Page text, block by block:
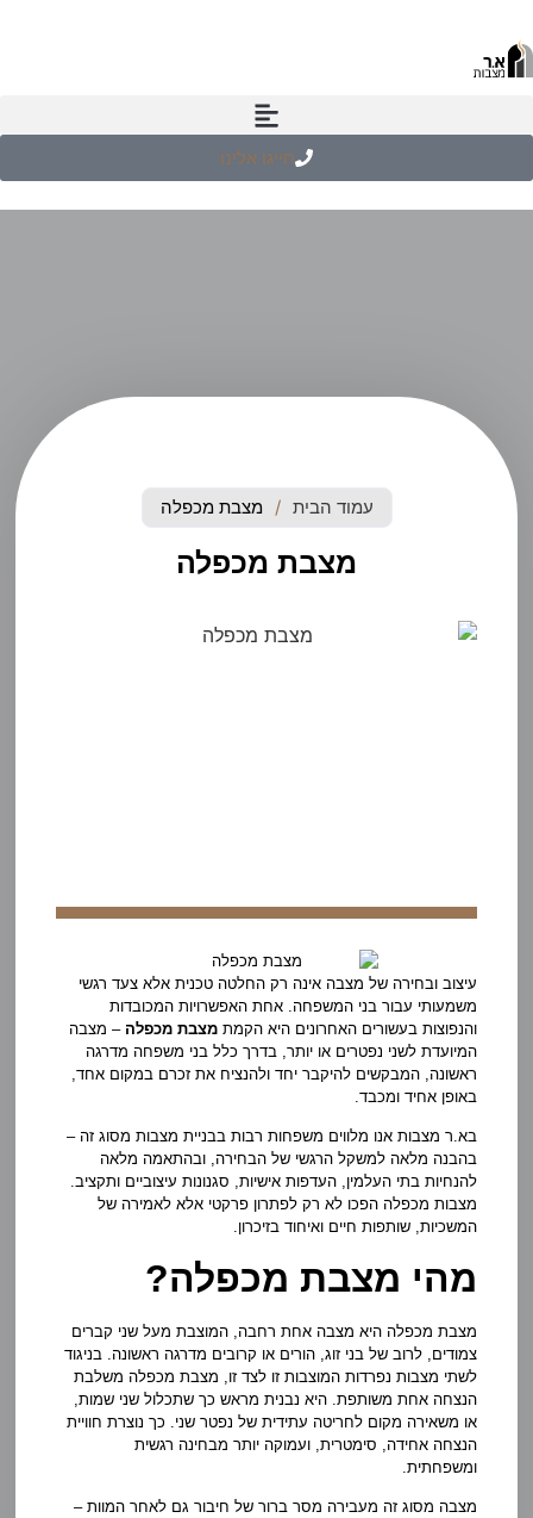
חייגו אלינו
עמוד הבית / מצבת מכפלה
מצבת מכפלה
עיצוב ובחירה של מצבה אינה רק החלטה טכנית אלא צעד רגשי
משמעותי עבור בני המשפחה. אחת האפשרויות המכובדות
והנפוצות בעשורים האחרונים היא הקמתמצבת מכפלה – מצבה
המיועדת לשני נפטרים או יותר, בדרך כלל בני משפחה מדרגה
ראשונה, המבקשים להיקבר יחד ולהנציח את זכרם במקום אחד,
באופן אחיד ומכבד.
בא.ר מצבות אנו מלווים משפחות רבות בבניית מצבות מסוג זה –
בהבנה מלאה למשקל הרגשי של הבחירה, ובהתאמה מלאה
להנחיות בתי העלמין, העדפות אישיות, סגנונות עיצוביים ותקציב.
מצבות מכפלה הפכו לא רק לפתרון פרקטי אלא לאמירה של
המשכיות, שותפות חיים ואיחוד בזיכרון.
מהי מצבת מכפלה?
מצבת מכפלה היא מצבה אחת רחבה, המוצבת מעל שני קברים
צמודים, לרוב של בני זוג, הורים או קרובים מדרגה ראשונה. בניגוד
לשתי מצבות נפרדות המוצבות זו לצד זו, מצבת מכפלה משלבת
הנצחה אחת משותפת. היא נבנית מראש כך שתכלול שני שמות,
או משאירה מקום לחריטה עתידית של נפטר שני. כך נוצרת חוויית
הנצחה אחידה, סימטרית, ועמוקה יותר מבחינה רגשית
ומשפחתית.
מצבה מסוג זה מעבירה מסר ברור של חיבור גם לאחר המוות –